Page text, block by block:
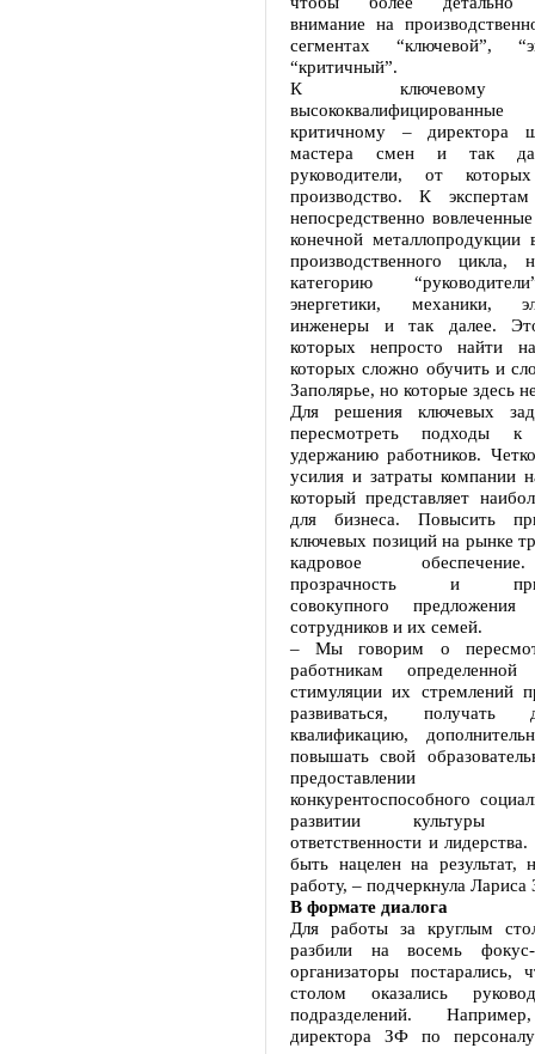
внимание на
сегментах “ключевой”,
“критичный”.
К ключевому
критичному – директора
мастера смен и так
руководители, от
производство. К
непосредственно
конечной металлопродукции
производственного
категорию
энергетики, механики,
инженеры и так далее.
которых непросто найти
которых сложно обучить и
Заполярье, но которые здесь
Для решения ключевых
пересмотреть подходы
удержанию работников.
усилия и затраты компании
который представляет
для бизнеса. Повысить
ключевых позиций на рынке
кадровое
прозрачность и
совокупного
сотрудников и их семей.
– Мы говорим о
работникам
стимуляции их стремлений
развиваться, получать
квалификацию,
повышать свой
предоставлении
конкурентоспособного
развитии культуры
ответственности и
быть нацелен на результат,
работу, – подчеркнула Лариса
В формате диалога
Для работы за круглым
разбили на восемь
организаторы постарались,
столом оказались
подразделений.
директора ЗФ по